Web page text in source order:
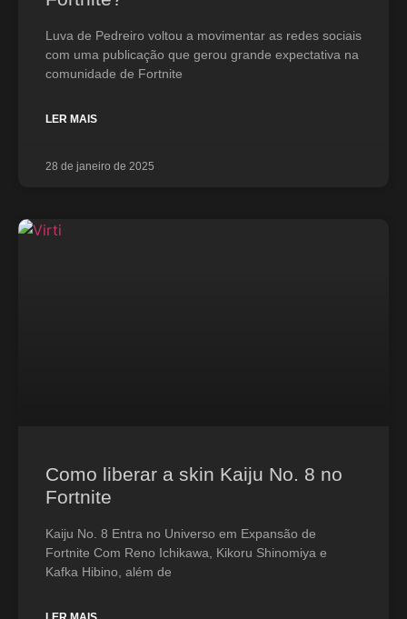
Luva de Pedreiro voltou a movimentar as redes sociais
com uma publicação que gerou grande expectativa na
comunidade de Fortnite
LER MAIS
28 de janeiro de 2025
Como liberar a skin Kaiju No. 8 no
Fortnite
Kaiju No. 8 Entra no Universo em Expansão de
Fortnite Com Reno Ichikawa, Kikoru Shinomiya e
Kafka Hibino, além de